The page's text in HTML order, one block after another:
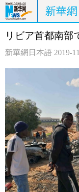
新華
ホームページ
中日対訳
リビア首都南
新華網日本語 2019-